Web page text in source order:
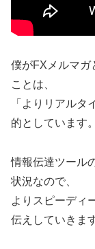
僕がFXメルマガ
ことは、
「よりリアルタ
的としています。
情報伝達ツール
状況なので、
よりスピーディ
伝えしていきま